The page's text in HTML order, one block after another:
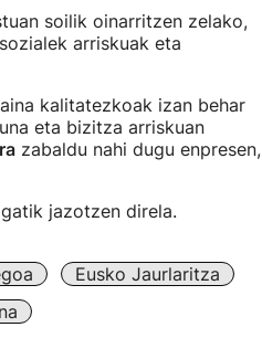
soilik oinarritzen zelako,
arriskuak eta
kalitatezkoak izan behar
eta bizitza arriskuan
zabaldu nahi dugu enpresen,
jazotzen direla.
Eusko Jaurlaritza